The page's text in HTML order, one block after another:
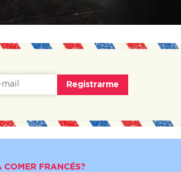
Registrarme
FRANCÉS?